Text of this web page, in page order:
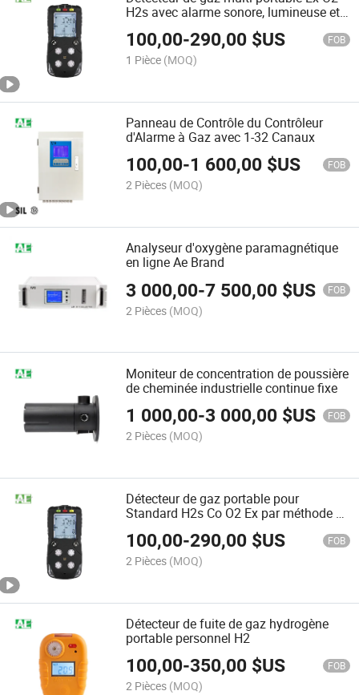
H2s avec alarme sonore, lumineuse et
100,00-290,00 $US FOB
1 Pièce (MOQ)
Panneau de Contrôle du Contrôleur
d'Alarme à Gaz avec 1-32 Canaux
100,00-1 600,00 $US FOB
2 Pièces (MOQ)
Analyseur d'oxygène paramagnétique
en ligne Ae Brand
3 000,00-7 500,00 $US FOB
2 Pièces (MOQ)
Moniteur de concentration de poussière
de cheminée industrielle continue fixe
1 000,00-3 000,00 $US FOB
2 Pièces (MOQ)
Détecteur de gaz portable pour
Standard H2s Co O2 Ex par méthode de
100,00-290,00 $US FOB
2 Pièces (MOQ)
Détecteur de fuite de gaz hydrogène
portable personnel H2
100,00-350,00 $US FOB
2 Pièces (MOQ)